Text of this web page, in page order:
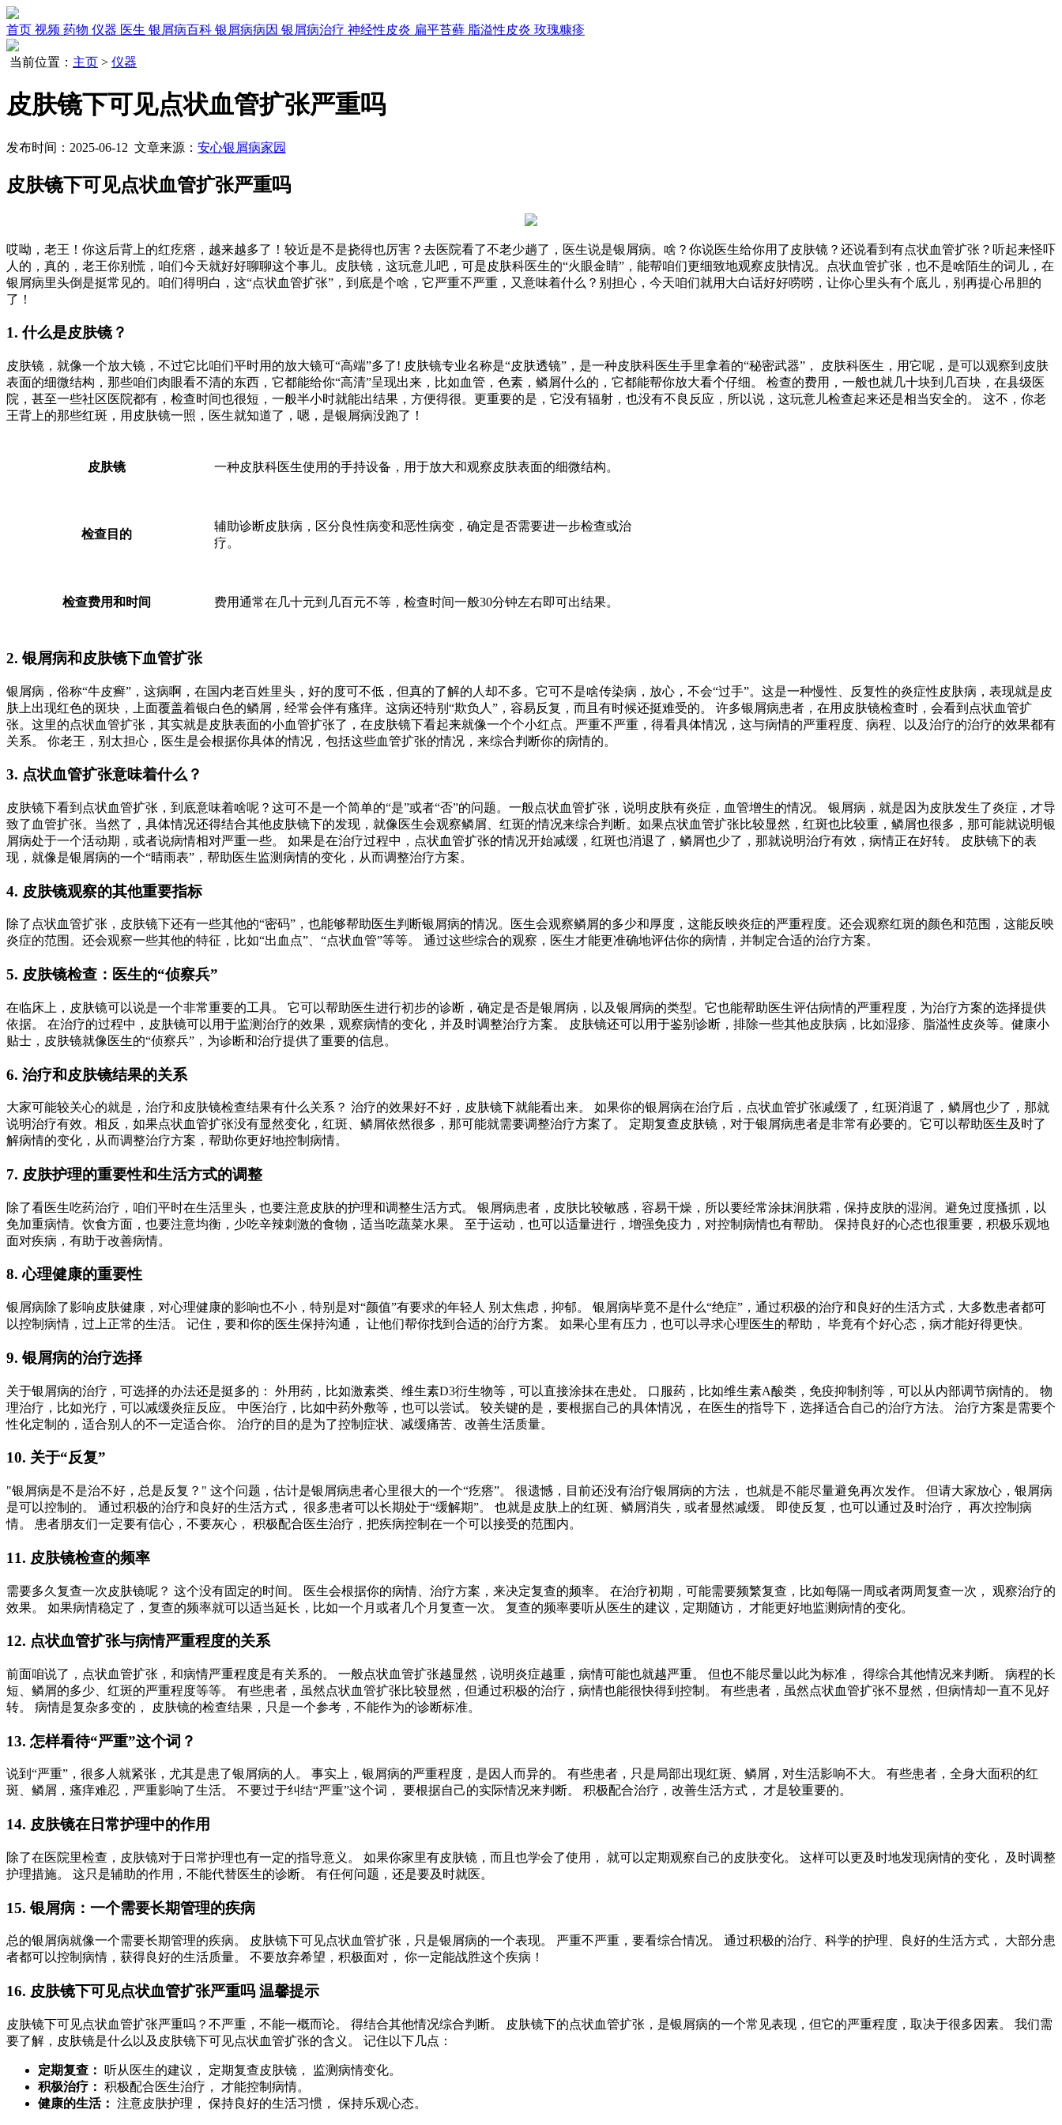
首页 视频 药物 仪器 医生 银屑病百科 银屑病病因 银屑病治疗 神经性皮炎 扁平苔藓 脂溢性皮炎 玫瑰糠疹
当前位置： 主页 > 仪器
皮肤镜下可见点状血管扩张严重吗
发布时间：2025-06-12 文章来源： 安心银屑病家园
皮肤镜下可见点状血管扩张严重吗
哎呦，老王！你这后背上的红疙瘩，越来越多了！较近是不是挠得也厉害？去医院看了不老少趟了，医生说是银屑病。啥？你说医生给你用了皮肤镜？还说看到有点状血管扩张？听起来怪吓
人的，真的，老王你别慌，咱们今天就好好聊聊这个事儿。皮肤镜，这玩意儿吧，可是皮肤科医生的“火眼金睛”，能帮咱们更细致地观察皮肤情况。点状血管扩张，也不是啥陌生的词儿，在
银屑病里头倒是挺常见的。咱们得明白，这“点状血管扩张”，到底是个啥，它严重不严重，又意味着什么？别担心，今天咱们就用大白话好好唠唠，让你心里头有个底儿，别再提心吊胆的
了！
1. 什么是皮肤镜？
皮肤镜，就像一个放大镜，不过它比咱们平时用的放大镜可“高端”多了! 皮肤镜专业名称是“皮肤透镜”，是一种皮肤科医生手里拿着的“秘密武器”， 皮肤科医生，用它呢，是可以观察到皮肤
表面的细微结构，那些咱们肉眼看不清的东西，它都能给你“高清”呈现出来，比如血管，色素，鳞屑什么的，它都能帮你放大看个仔细。 检查的费用，一般也就几十块到几百块，在县级医
院，甚至一些社区医院都有，检查时间也很短，一般半小时就能出结果，方便得很。更重要的是，它没有辐射，也没有不良反应，所以说，这玩意儿检查起来还是相当安全的。 这不，你老
王背上的那些红斑，用皮肤镜一照，医生就知道了，嗯，是银屑病没跑了！
皮肤镜 一种皮肤科医生使用的手持设备，用于放大和观察皮肤表面的细微结构。
检查目的
辅助诊断皮肤病，区分良性病变和恶性病变，确定是否需要进一步检查或治
疗。
检查费用和时间 费用通常在几十元到几百元不等，检查时间一般30分钟左右即可出结果。
2. 银屑病和皮肤镜下血管扩张
银屑病，俗称“牛皮癣”，这病啊，在国内老百姓里头，好的度可不低，但真的了解的人却不多。它可不是啥传染病，放心，不会“过手”。这是一种慢性、反复性的炎症性皮肤病，表现就是皮
肤上出现红色的斑块，上面覆盖着银白色的鳞屑，经常会伴有瘙痒。这病还特别“欺负人”，容易反复，而且有时候还挺难受的。 许多银屑病患者，在用皮肤镜检查时，会看到点状血管扩
张。这里的点状血管扩张，其实就是皮肤表面的小血管扩张了，在皮肤镜下看起来就像一个个小红点。严重不严重，得看具体情况，这与病情的严重程度、病程、以及治疗的治疗的效果都有
关系。 你老王，别太担心，医生是会根据你具体的情况，包括这些血管扩张的情况，来综合判断你的病情的。
3. 点状血管扩张意味着什么？
皮肤镜下看到点状血管扩张，到底意味着啥呢？这可不是一个简单的“是”或者“否”的问题。一般点状血管扩张，说明皮肤有炎症，血管增生的情况。 银屑病，就是因为皮肤发生了炎症，才导
致了血管扩张。当然了，具体情况还得结合其他皮肤镜下的发现，就像医生会观察鳞屑、红斑的情况来综合判断。如果点状血管扩张比较显然，红斑也比较重，鳞屑也很多，那可能就说明银
屑病处于一个活动期，或者说病情相对严重一些。 如果是在治疗过程中，点状血管扩张的情况开始减缓，红斑也消退了，鳞屑也少了，那就说明治疗有效，病情正在好转。 皮肤镜下的表
现，就像是银屑病的一个“晴雨表”，帮助医生监测病情的变化，从而调整治疗方案。
4. 皮肤镜观察的其他重要指标
除了点状血管扩张，皮肤镜下还有一些其他的“密码”，也能够帮助医生判断银屑病的情况。医生会观察鳞屑的多少和厚度，这能反映炎症的严重程度。还会观察红斑的颜色和范围，这能反映
炎症的范围。还会观察一些其他的特征，比如“出血点”、“点状血管”等等。 通过这些综合的观察，医生才能更准确地评估你的病情，并制定合适的治疗方案。
5. 皮肤镜检查：医生的“侦察兵”
在临床上，皮肤镜可以说是一个非常重要的工具。 它可以帮助医生进行初步的诊断，确定是否是银屑病，以及银屑病的类型。它也能帮助医生评估病情的严重程度，为治疗方案的选择提供
依据。 在治疗的过程中，皮肤镜可以用于监测治疗的效果，观察病情的变化，并及时调整治疗方案。 皮肤镜还可以用于鉴别诊断，排除一些其他皮肤病，比如湿疹、脂溢性皮炎等。健康小
贴士，皮肤镜就像医生的“侦察兵”，为诊断和治疗提供了重要的信息。
6. 治疗和皮肤镜结果的关系
大家可能较关心的就是，治疗和皮肤镜检查结果有什么关系？ 治疗的效果好不好，皮肤镜下就能看出来。 如果你的银屑病在治疗后，点状血管扩张减缓了，红斑消退了，鳞屑也少了，那就
说明治疗有效。相反，如果点状血管扩张没有显然变化，红斑、鳞屑依然很多，那可能就需要调整治疗方案了。 定期复查皮肤镜，对于银屑病患者是非常有必要的。它可以帮助医生及时了
解病情的变化，从而调整治疗方案，帮助你更好地控制病情。
7. 皮肤护理的重要性和生活方式的调整
除了看医生吃药治疗，咱们平时在生活里头，也要注意皮肤的护理和调整生活方式。 银屑病患者，皮肤比较敏感，容易干燥，所以要经常涂抹润肤霜，保持皮肤的湿润。避免过度搔抓，以
免加重病情。饮食方面，也要注意均衡，少吃辛辣刺激的食物，适当吃蔬菜水果。 至于运动，也可以适量进行，增强免疫力，对控制病情也有帮助。 保持良好的心态也很重要，积极乐观地
面对疾病，有助于改善病情。
8. 心理健康的重要性
银屑病除了影响皮肤健康，对心理健康的影响也不小，特别是对“颜值”有要求的年轻人 别太焦虑，抑郁。 银屑病毕竟不是什么“绝症”，通过积极的治疗和良好的生活方式，大多数患者都可
以控制病情，过上正常的生活。 记住，要和你的医生保持沟通， 让他们帮你找到合适的治疗方案。 如果心里有压力，也可以寻求心理医生的帮助， 毕竟有个好心态，病才能好得更快。
9. 银屑病的治疗选择
关于银屑病的治疗，可选择的办法还是挺多的： 外用药，比如激素类、维生素D3衍生物等，可以直接涂抹在患处。 口服药，比如维生素A酸类，免疫抑制剂等，可以从内部调节病情的。 物
理治疗，比如光疗，可以减缓炎症反应。 中医治疗，比如中药外敷等，也可以尝试。 较关键的是，要根据自己的具体情况， 在医生的指导下，选择适合自己的治疗方法。 治疗方案是需要个
性化定制的，适合别人的不一定适合你。 治疗的目的是为了控制症状、减缓痛苦、改善生活质量。
10. 关于“反复”
"银屑病是不是治不好，总是反复？" 这个问题，估计是银屑病患者心里很大的一个“疙瘩”。 很遗憾，目前还没有治疗银屑病的方法， 也就是不能尽量避免再次发作。 但请大家放心，银屑病
是可以控制的。 通过积极的治疗和良好的生活方式， 很多患者可以长期处于“缓解期”。 也就是皮肤上的红斑、鳞屑消失，或者显然减缓。 即使反复，也可以通过及时治疗， 再次控制病
情。 患者朋友们一定要有信心，不要灰心， 积极配合医生治疗，把疾病控制在一个可以接受的范围内。
11. 皮肤镜检查的频率
需要多久复查一次皮肤镜呢？ 这个没有固定的时间。 医生会根据你的病情、治疗方案，来决定复查的频率。 在治疗初期，可能需要频繁复查，比如每隔一周或者两周复查一次， 观察治疗的
效果。 如果病情稳定了，复查的频率就可以适当延长，比如一个月或者几个月复查一次。 复查的频率要听从医生的建议，定期随访， 才能更好地监测病情的变化。
12. 点状血管扩张与病情严重程度的关系
前面咱说了，点状血管扩张，和病情严重程度是有关系的。 一般点状血管扩张越显然，说明炎症越重，病情可能也就越严重。 但也不能尽量以此为标准， 得综合其他情况来判断。 病程的长
短、鳞屑的多少、红斑的严重程度等等。 有些患者，虽然点状血管扩张比较显然，但通过积极的治疗，病情也能很快得到控制。 有些患者，虽然点状血管扩张不显然，但病情却一直不见好
转。 病情是复杂多变的， 皮肤镜的检查结果，只是一个参考，不能作为的诊断标准。
13. 怎样看待“严重”这个词？
说到“严重”，很多人就紧张，尤其是患了银屑病的人。 事实上，银屑病的严重程度，是因人而异的。 有些患者，只是局部出现红斑、鳞屑，对生活影响不大。 有些患者，全身大面积的红
斑、鳞屑，瘙痒难忍，严重影响了生活。 不要过于纠结“严重”这个词， 要根据自己的实际情况来判断。 积极配合治疗，改善生活方式， 才是较重要的。
14. 皮肤镜在日常护理中的作用
除了在医院里检查，皮肤镜对于日常护理也有一定的指导意义。 如果你家里有皮肤镜，而且也学会了使用， 就可以定期观察自己的皮肤变化。 这样可以更及时地发现病情的变化， 及时调整
护理措施。 这只是辅助的作用，不能代替医生的诊断。 有任何问题，还是要及时就医。
15. 银屑病：一个需要长期管理的疾病
总的银屑病就像一个需要长期管理的疾病。 皮肤镜下可见点状血管扩张，只是银屑病的一个表现。 严重不严重，要看综合情况。 通过积极的治疗、科学的护理、良好的生活方式， 大部分患
者都可以控制病情，获得良好的生活质量。 不要放弃希望，积极面对， 你一定能战胜这个疾病！
16. 皮肤镜下可见点状血管扩张严重吗 温馨提示
皮肤镜下可见点状血管扩张严重吗？不严重，不能一概而论。 得结合其他情况综合判断。 皮肤镜下的点状血管扩张，是银屑病的一个常见表现，但它的严重程度，取决于很多因素。 我们需
要了解，皮肤镜是什么以及皮肤镜下可见点状血管扩张的含义。 记住以下几点：
定期复查：
听从医生的建议， 定期复查皮肤镜， 监测病情变化。
积极治疗： 积极配合医生治疗， 才能控制病情。
健康的生活： 注意皮肤护理， 保持良好的生活习惯， 保持乐观心态。